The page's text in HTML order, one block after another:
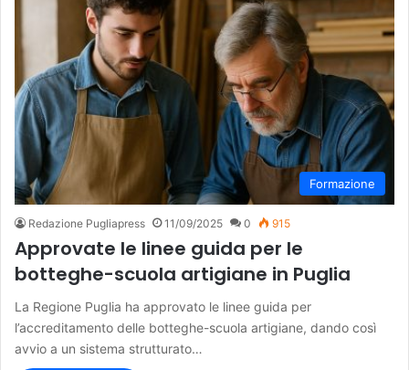
Formazione
Redazione Pugliapress 11/09/2025 0 915
Approvate le linee guida per le
botteghe-scuola artigiane in Puglia
La Regione Puglia ha approvato le linee guida per
l’accreditamento delle botteghe-scuola artigiane, dando così
avvio a un sistema strutturato…